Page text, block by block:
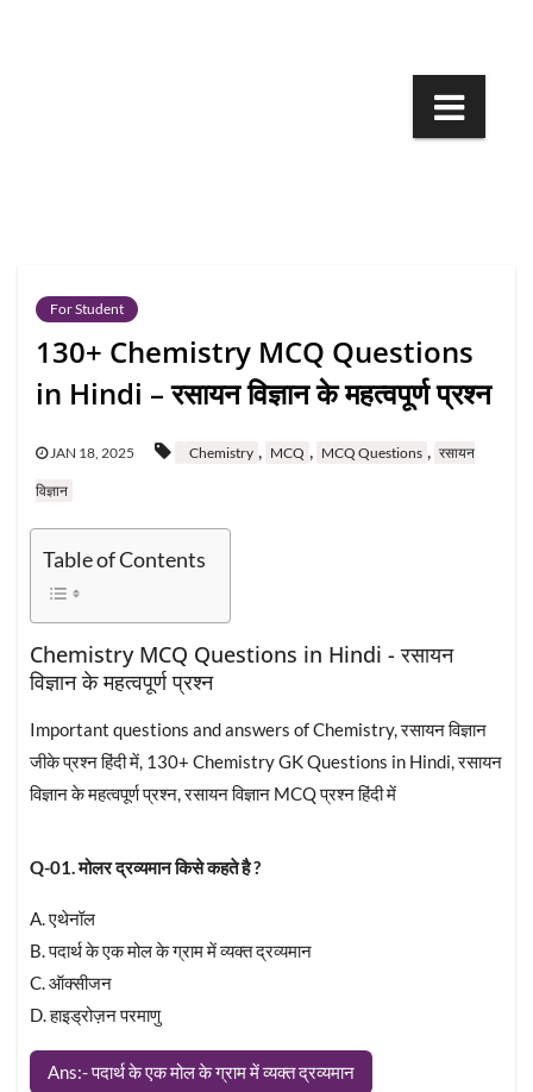
For Student
130+ Chemistry MCQ Questions
in Hindi – रसायन विज्ञान के महत्वपूर्ण प्रश्न
JAN 18, 2025 Chemistry , MCQ , MCQ Questions , रसायन
विज्ञान
Table of Contents
Chemistry MCQ Questions in Hindi - रसायन
विज्ञान के महत्वपूर्ण प्रश्न
Important questions and answers of Chemistry, रसायन विज्ञान
जीके प्रश्न हिंदी में, 130+ Chemistry GK Questions in Hindi, रसायन
विज्ञान के महत्वपूर्ण प्रश्न, रसायन विज्ञान MCQ प्रश्न हिंदी में
Q-01. मोलर द्रव्यमान किसे कहते है ?
A. एथेनॉल
B. पदार्थ के एक मोल के ग्राम में व्यक्त द्रव्यमान
C. ऑक्सीजन
D. हाइड्रोज़न परमाणु
Ans:- पदार्थ के एक मोल के ग्राम में व्यक्त द्रव्यमान